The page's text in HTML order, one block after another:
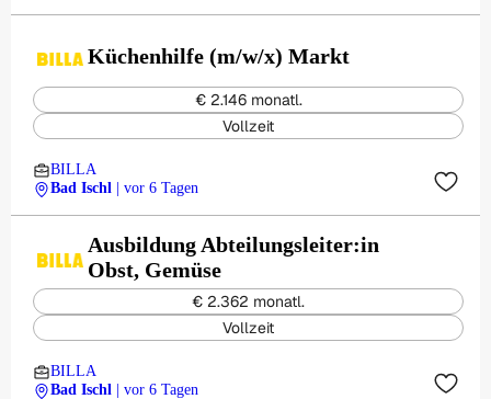
Küchenhilfe (m/w/x) Markt
€ 2.146 monatl.
Vollzeit
BILLA
Bad Ischl
| vor 6 Tagen
Ausbildung Abteilungsleiter:in
Obst, Gemüse
€ 2.362 monatl.
Vollzeit
BILLA
Bad Ischl
| vor 6 Tagen